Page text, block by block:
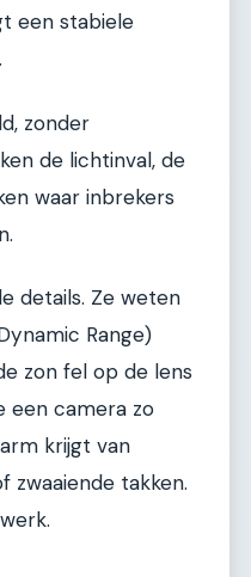
een stabiele
zonder
de lichtinval, de
waar inbrekers
details. Ze weten
Range)
zon fel op de lens
een camera zo
krijgt van
zwaaiende takken.